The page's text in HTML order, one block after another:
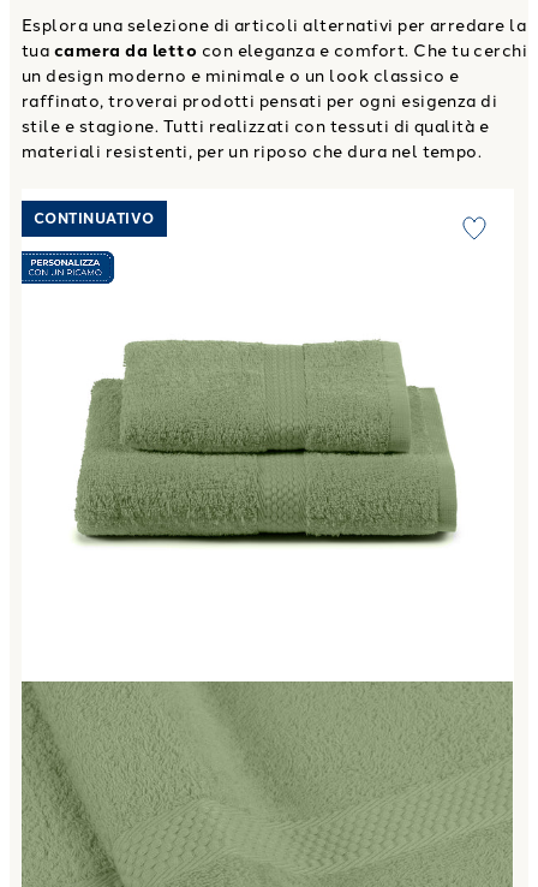
Esplora una selezione di articoli alternativi per arredare la
tua camera da letto con eleganza e comfort. Che tu cerchi
un design moderno e minimale o un look classico e
raffinato, troverai prodotti pensati per ogni esigenza di
stile e stagione. Tutti realizzati con tessuti di qualità e
materiali resistenti, per un riposo che dura nel tempo.
Link to "Asciugamano con Ospite Minorca in Cotone 450
CONTINUATIVO